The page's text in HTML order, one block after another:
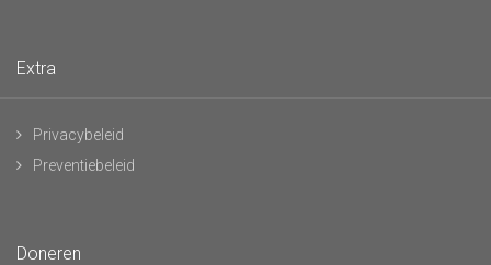
Extra
Privacybeleid
Preventiebeleid
Doneren